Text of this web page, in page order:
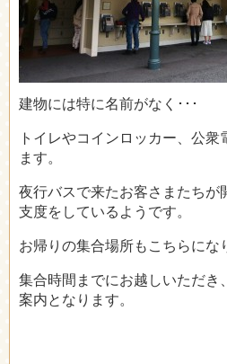
建物には特に名前がなく･･･
トイレやコインロッカー、公
ます。
夜行バスで来たお客さまたちが
支度をしているようです。
お帰りの集合場所もこちらにな
集合時間までにお越しいただき
案内となります。